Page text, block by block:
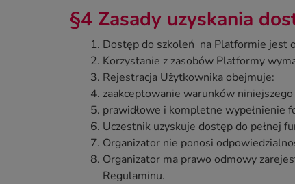
§4 Zasady uzyskania
Dostęp do szkoleń na Platformie jest
Korzystanie z zasobów Platformy
Rejestracja Użytkownika obejmuje:
zaakceptowanie warunków
prawidłowe i kompletne wypełnienie
Uczestnik uzyskuje dostęp do pełnej
Organizator nie ponosi
Organizator ma prawo odmowy
Regulaminu.